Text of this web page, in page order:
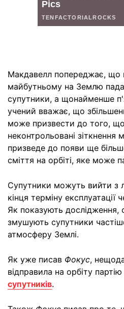
Макдавелл попереджає, що
майбутньому на Землю
супутники, а щонайменше
учений вважає, що
може призвести до того,
неконтрольовані зіткнення
призведе до появи ще
сміття на орбіті, яке може
Супутники можуть вийти з
кінця терміну експлуатації
Як показують дослідження,
змушують супутники
атмосферу Землі.
Як уже писав Фокус,
відправила на орбіту
супутників.